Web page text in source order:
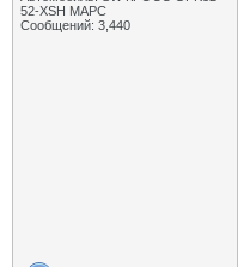
52-XSH МАРС
Сообщений: 3,440